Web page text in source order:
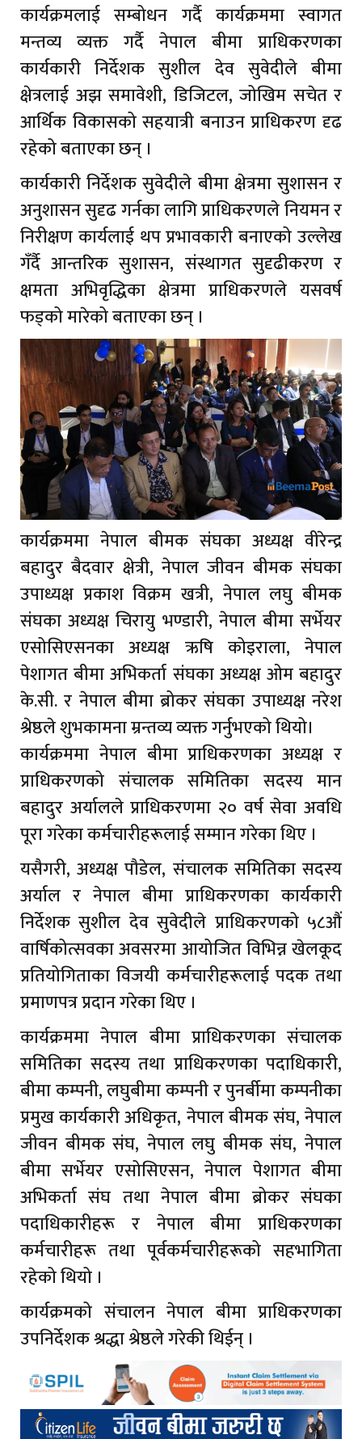
कार्यक्रमलाई सम्बोधन गर्दै कार्यक्रममा स्वागत
मन्तव्य व्यक्त गर्दै नेपाल बीमा प्राधिकरणका
कार्यकारी निर्देशक सुशील देव सुवेदीले बीमा
क्षेत्रलाई अझ समावेशी, डिजिटल, जोखिम सचेत र
आर्थिक विकासको सहयात्री बनाउन प्राधिकरण दृढ
रहेको बताएका छन् ।
कार्यकारी निर्देशक सुवेदीले बीमा क्षेत्रमा सुशासन र
अनुशासन सुदृढ गर्नका लागि प्राधिकरणले नियमन र
निरीक्षण कार्यलाई थप प्रभावकारी बनाएको उल्लेख
गँर्दै आन्तरिक सुशासन, संस्थागत सुदृढीकरण र
क्षमता अभिवृद्धिका क्षेत्रमा प्राधिकरणले यसवर्ष
फड्को मारेको बताएका छन् ।
कार्यक्रममा नेपाल बीमक संघका अध्यक्ष वीरेन्द्र
बहादुर बैदवार क्षेत्री, नेपाल जीवन बीमक संघका
उपाध्यक्ष प्रकाश विक्रम खत्री, नेपाल लघु बीमक
संघका अध्यक्ष चिरायु भण्डारी, नेपाल बीमा सर्भेयर
एसोसिएसनका अध्यक्ष ऋषि कोइराला, नेपाल
पेशागत बीमा अभिकर्ता संघका अध्यक्ष ओम बहादुर
के.सी. र नेपाल बीमा ब्रोकर संघका उपाध्यक्ष नरेश
श्रेष्ठले शुभकामना म्रन्तव्य व्यक्त गर्नुभएको थियो।
कार्यक्रममा नेपाल बीमा प्राधिकरणका अध्यक्ष र
प्राधिकरणको संचालक समितिका सदस्य मान
बहादुर अर्यालले प्राधिकरणमा २० वर्ष सेवा अवधि
पूरा गरेका कर्मचारीहरूलाई सम्मान गरेका थिए ।
यसैगरी, अध्यक्ष पौडेल, संचालक समितिका सदस्य
अर्याल र नेपाल बीमा प्राधिकरणका कार्यकारी
निर्देशक सुशील देव सुवेदीले प्राधिकरणको ५८औं
वार्षिकोत्सवका अवसरमा आयोजित विभिन्न खेलकूद
प्रतियोगिताका विजयी कर्मचारीहरूलाई पदक तथा
प्रमाणपत्र प्रदान गरेका थिए ।
कार्यक्रममा नेपाल बीमा प्राधिकरणका संचालक
समितिका सदस्य तथा प्राधिकरणका पदाधिकारी,
बीमा कम्पनी, लघुबीमा कम्पनी र पुनर्बीमा कम्पनीका
प्रमुख कार्यकारी अधिकृत, नेपाल बीमक संघ, नेपाल
जीवन बीमक संघ, नेपाल लघु बीमक संघ, नेपाल
बीमा सर्भेयर एसोसिएसन, नेपाल पेशागत बीमा
अभिकर्ता संघ तथा नेपाल बीमा ब्रोकर संघका
पदाधिकारीहरू र नेपाल बीमा प्राधिकरणका
कर्मचारीहरू तथा पूर्वकर्मचारीहरूको सहभागिता
रहेको थियो ।
कार्यक्रमको संचालन नेपाल बीमा प्राधिकरणका
उपनिर्देशक श्रद्धा श्रेष्ठले गरेकी थिईन् ।